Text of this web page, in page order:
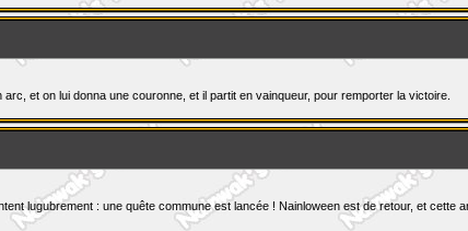
et on lui donna une couronne, et il partit en vainqueur, pour remporter la victoire.
lugubrement : une quête commune est lancée ! Nainloween est de retour, et